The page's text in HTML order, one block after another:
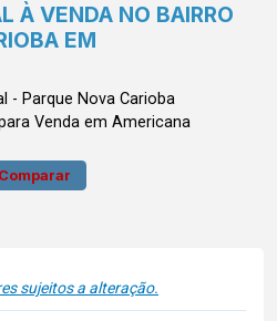
À VENDA NO BAIRRO
EM
- Parque Nova Carioba
Venda em Americana
Comparar
sujeitos a alteração.